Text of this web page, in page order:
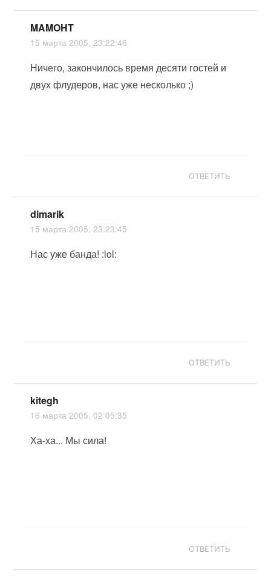
MAMOHT
15 марта 2005, 23:22:46
Ничего, закончилось время десяти гостей и
двух флудеров, нас уже несколько ;)
ОТВЕТИТЬ
dimarik
15 марта 2005, 23:23:45
Нас уже банда! :lol:
ОТВЕТИТЬ
kitegh
16 марта 2005, 02:05:35
Ха-ха... Мы сила!
ОТВЕТИТЬ